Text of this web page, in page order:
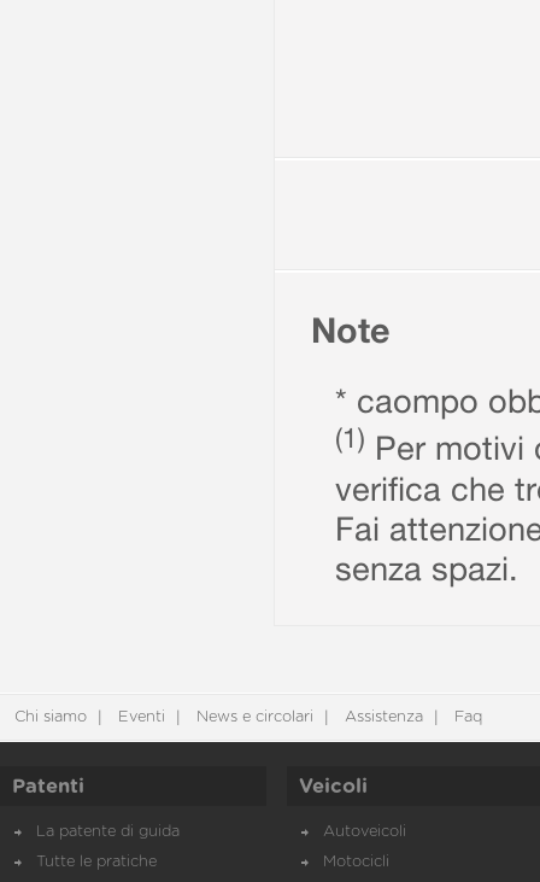
Note
* caompo
(1) Per motivi
verifica che
Fai
senza spazi.
Chi siamo Eventi News e circolari Assistenza Faq
Patenti
La patente di guida
Tutte le pratiche
Veicoli
Autoveicoli
Motocicli